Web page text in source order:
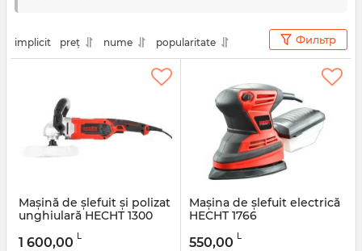
implicit preț nume popularitate Фильтр
Mașină de șlefuit și polizat
unghiulară HECHT 1300
1 600,00 L
Mașina de șlefuit electrică
HECHT 1766
50498
550,00 L